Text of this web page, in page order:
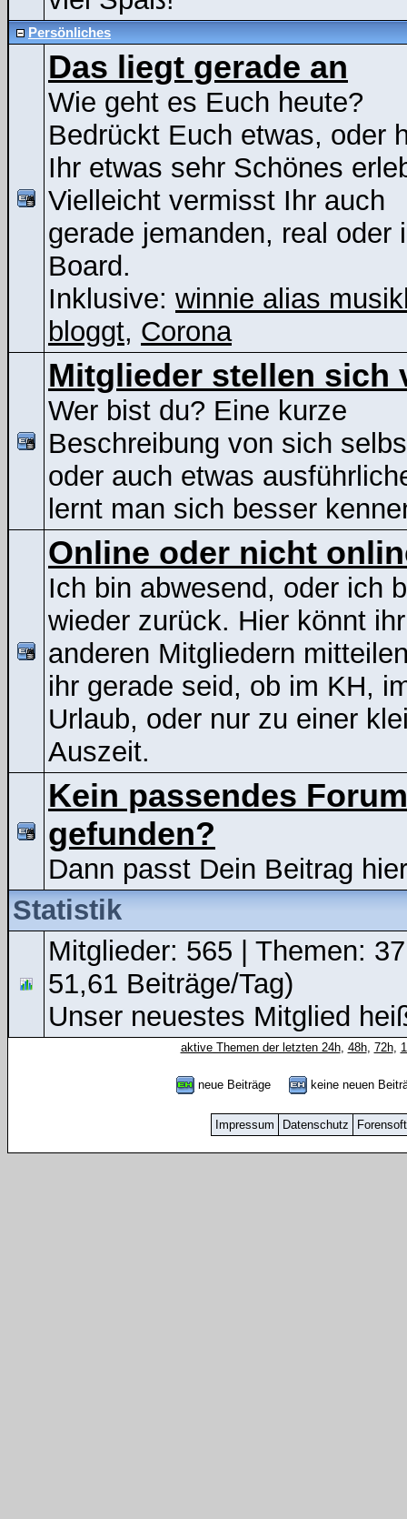
Persönliches
Das liegt gerade an
Wie geht es Euch heute?
Bedrückt Euch etwas, oder
Ihr etwas sehr Schönes
Vielleicht vermisst Ihr auch
gerade jemanden, real oder
Board.
Inklusive: winnie alias
bloggt, Corona
Mitglieder stellen sich
Wer bist du? Eine kurze
Beschreibung von sich
oder auch etwas
lernt man sich besser
Online oder nicht
Ich bin abwesend, oder ich
wieder zurück. Hier könnt
anderen Mitgliedern
ihr gerade seid, ob im KH,
Urlaub, oder nur zu einer
Auszeit.
Kein passendes Forum
gefunden?
Dann passt Dein Beitrag
Statistik
Mitglieder: 565 | Themen:
51,61 Beiträge/Tag)
Unser neuestes Mitglied
aktive Themen der letzten 24h, 48h, 72h,
neue Beiträge keine neuen
Impressum Datenschutz